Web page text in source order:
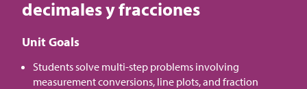
decimales y fracciones
Unit Goals
Students solve multi-step problems involving
measurement conversions, line plots, and fraction